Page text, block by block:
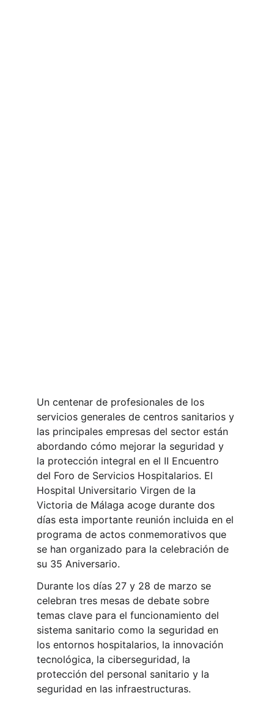
Un centenar de profesionales de los
servicios generales de centros sanitarios y
las principales empresas del sector están
abordando cómo mejorar la seguridad y
la protección integral en el II Encuentro
del Foro de Servicios Hospitalarios. El
Hospital Universitario Virgen de la
Victoria de Málaga acoge durante dos
días esta importante reunión incluida en el
programa de actos conmemorativos que
se han organizado para la celebración de
su 35 Aniversario.
Durante los días 27 y 28 de marzo se
celebran tres mesas de debate sobre
temas clave para el funcionamiento del
sistema sanitario como la seguridad en
los entornos hospitalarios, la innovación
tecnológica, la ciberseguridad, la
protección del personal sanitario y la
seguridad en las infraestructuras.